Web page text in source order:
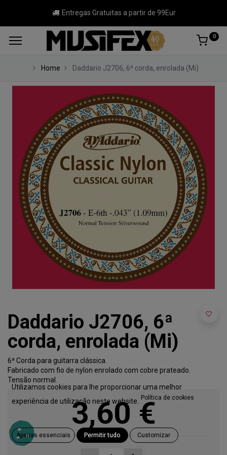
Entregas Gratuitas a partir de 99Eur
0
Home Daddario J2706, 6ª corda, enrolada (Mi)
Daddario J2706, 6ª
corda, enrolada (Mi)
6ª Corda para guitarra clássica.
Fabricado com fio de nylon enrolado com cobre prateado.
Tensão normal.
3,60€
Utilizamos cookies para lhe proporcionar uma melhor
experiência de utilização neste website.
Política de cookies
Apenas essenciais Permitir tudo Customizar